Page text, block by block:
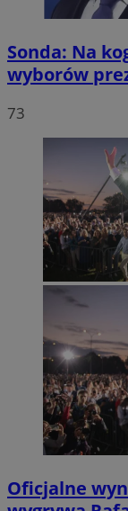
Sonda: Na
wyborów
73
Oficjalne